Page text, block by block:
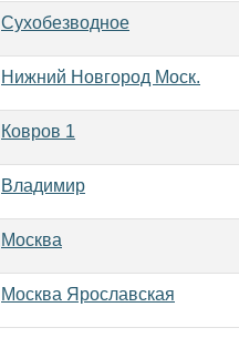
Сухобезводное
Нижний Новгород Моск.
Ковров 1
Владимир
Москва
Москва Ярославская